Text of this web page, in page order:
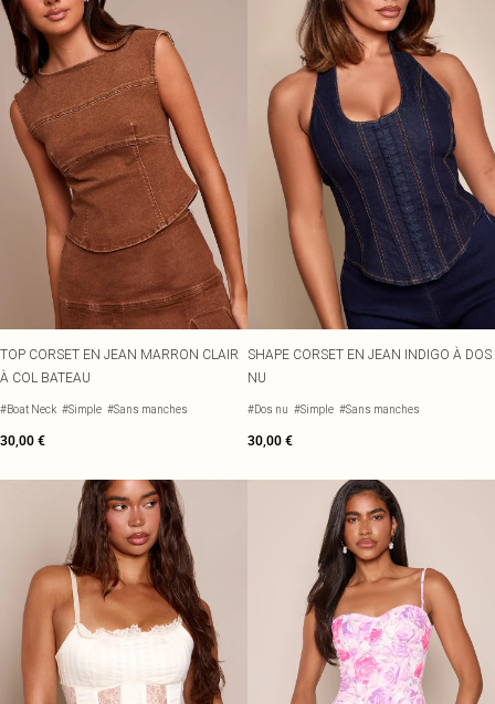
TOP CORSET EN JEAN MARRON CLAIR
À COL BATEAU
#Boat Neck #Simple #Sans manches
30,00 €
SHAPE CORSET EN JEAN INDIGO À DOS
NU
#Dos nu #Simple #Sans manches
30,00 €